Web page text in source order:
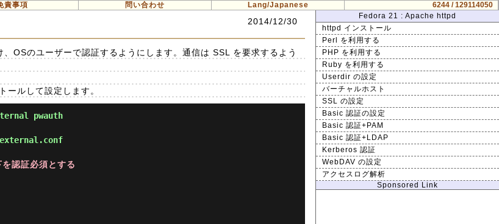
責事項 問い合わせ Lang/Japanese
6244 / 129114050
2014/12/30
OSのユーザーで認証するようにします。通信は SSL を要求するよう
ルして設定します。
pwauth
認証必須とする
Fedora 21 : Apache httpd
httpd インストール
Perl を利用する
PHP を利用する
Ruby を利用する
Userdir の設定
バーチャルホスト
SSL の設定
Basic 認証の設定
Basic 認証+PAM
Basic 認証+LDAP
Kerberos 認証
WebDAV の設定
アクセスログ解析
Sponsored Link